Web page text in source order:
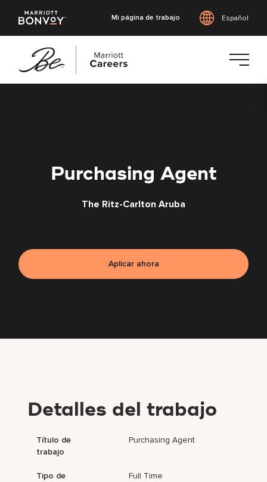
Mi página de trabajo Español
Purchasing Agent
The Ritz-Carlton Aruba
Aplicar ahora
Detalles del trabajo
Título de
trabajo
Purchasing Agent
Tipo de
Full Time